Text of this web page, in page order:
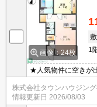
画像：24枚
敷
1
★人気物件に空きが
様の物件も含めて気
Mでのご相談も承り
株式会社タウンハウジン
情報更新日 2026/08/03